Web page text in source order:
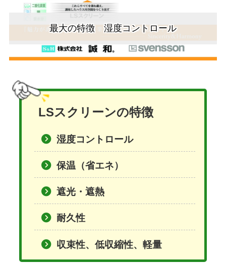
最大の特徴 湿度コントロール
LSスクリーンの特徴
湿度コントロール
保温（省エネ）
遮光・遮熱
耐久性
収束性、低収縮性、軽量